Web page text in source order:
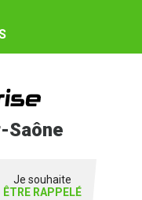
Saône
Je souhaite
ÊTRE RAPPELÉ